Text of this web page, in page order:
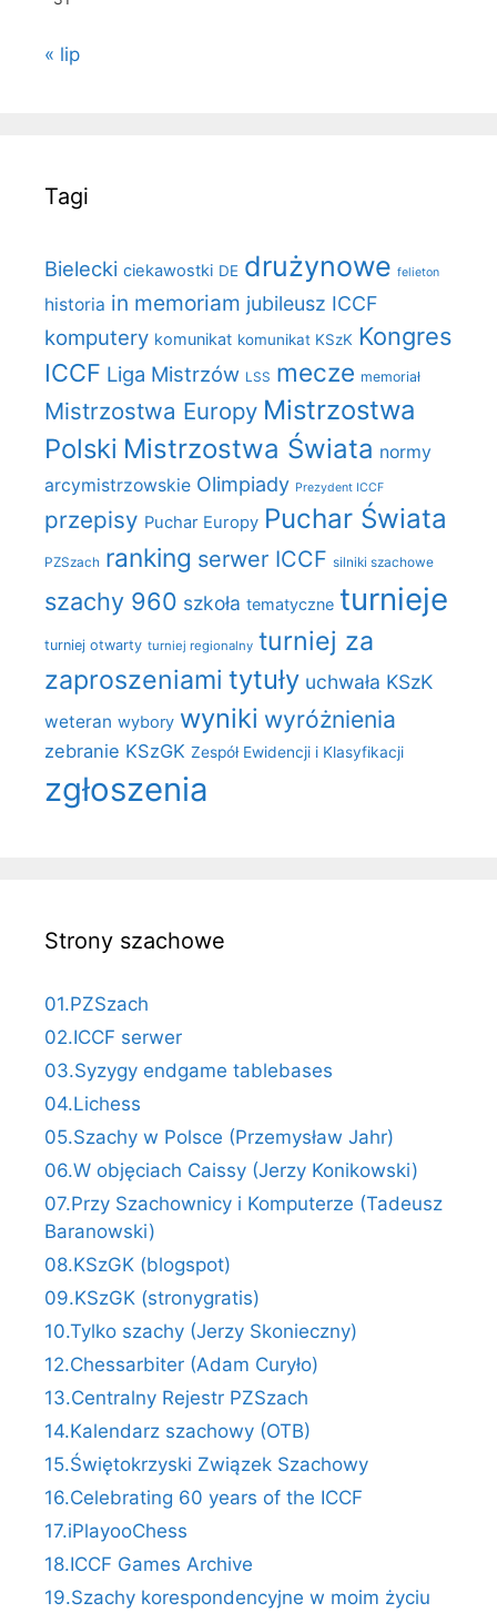
« lip
Tagi
Bielecki ciekawostki DE drużynowe felieton
historia in memoriam jubileusz ICCF
komputery komunikat komunikat KSzK Kongres
ICCF Liga Mistrzów LSS mecze memoriał
Mistrzostwa Europy Mistrzostwa
Polski Mistrzostwa Świata normy
arcymistrzowskie Olimpiady Prezydent ICCF
przepisy Puchar Europy Puchar Świata
PZSzach ranking serwer ICCF silniki szachowe
szachy 960 szkoła tematyczne turnieje
turniej otwarty turniej regionalny turniej za
zaproszeniami tytuły uchwała KSzK
weteran wybory wyniki wyróżnienia
zebranie KSzGK Zespół Ewidencji i Klasyfikacji
zgłoszenia
Strony szachowe
01.PZSzach
02.ICCF serwer
03.Syzygy endgame tablebases
04.Lichess
05.Szachy w Polsce (Przemysław Jahr)
06.W objęciach Caissy (Jerzy Konikowski)
07.Przy Szachownicy i Komputerze (Tadeusz
Baranowski)
08.KSzGK (blogspot)
09.KSzGK (stronygratis)
10.Tylko szachy (Jerzy Skonieczny)
12.Chessarbiter (Adam Curyło)
13.Centralny Rejestr PZSzach
14.Kalendarz szachowy (OTB)
15.Świętokrzyski Związek Szachowy
16.Celebrating 60 years of the ICCF
17.iPlayooChess
18.ICCF Games Archive
19.Szachy korespondencyjne w moim życiu